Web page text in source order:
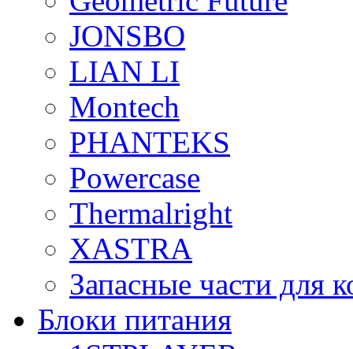
JONSBO
LIAN LI
Montech
PHANTEKS
Powercase
Thermalright
XASTRA
Запасные части для
Блоки питания